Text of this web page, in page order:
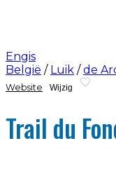
Engis
België / Luik / de
Website Wijzig
Trail du